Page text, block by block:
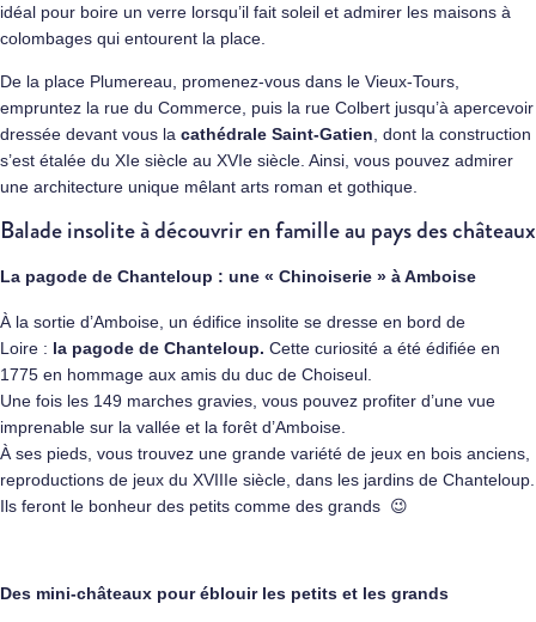
idéal pour boire un verre lorsqu’il fait soleil et admirer les maisons à
colombages qui entourent la place.
De la place Plumereau, promenez-vous dans le Vieux-Tours,
empruntez la rue du Commerce, puis la rue Colbert jusqu’à apercevoir
dressée devant vous la cathédrale Saint-Gatien , dont la construction
s’est étalée du XIe siècle au XVIe siècle. Ainsi, vous pouvez admirer
une architecture unique mêlant arts roman et gothique.
Balade insolite à découvrir en famille au pays des châteaux
La pagode de Chanteloup : une « Chinoiserie » à Amboise
À la sortie d’Amboise, un édifice insolite se dresse en bord de
Loire : la pagode de Chanteloup. Cette curiosité a été édifiée en
1775 en hommage aux amis du duc de Choiseul.
Une fois les 149 marches gravies, vous pouvez profiter d’une vue
imprenable sur la vallée et la forêt d’Amboise.
À ses pieds, vous trouvez une grande variété de jeux en bois anciens,
reproductions de jeux du XVIIIe siècle, dans les jardins de Chanteloup.
Ils feront le bonheur des petits comme des grands 😉
Des mini-châteaux pour éblouir les petits et les grands